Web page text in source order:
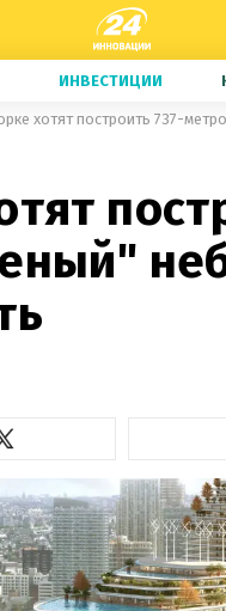
ИНВЕСТИЦИИ
хотят построить 737-